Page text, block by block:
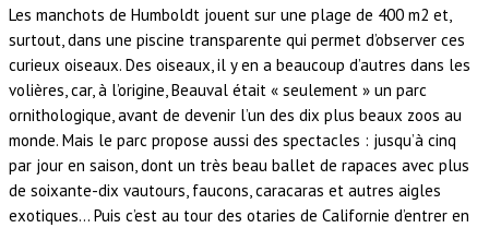
Les manchots de Humboldt jouent sur une plage de 400 m2 et,
surtout, dans une piscine transparente qui permet d’observer ces
curieux oiseaux. Des oiseaux, il y en a beaucoup d’autres dans les
volières, car, à l’origine, Beauval était « seulement » un parc
ornithologique, avant de devenir l’un des dix plus beaux zoos au
monde. Mais le parc propose aussi des spectacles : jusqu’à cinq
par jour en saison, dont un très beau ballet de rapaces avec plus
de soixante-dix vautours, faucons, caracaras et autres aigles
exotiques… Puis c’est au tour des otaries de Californie d’entrer en